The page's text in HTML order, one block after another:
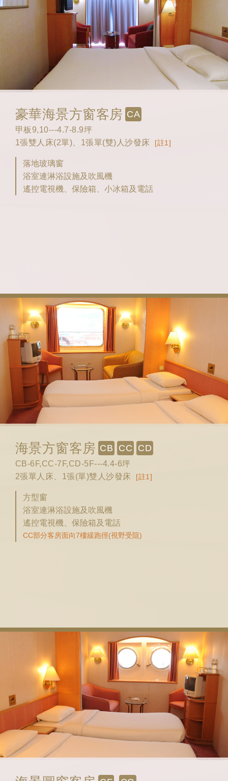
豪華海景方窗客房 CA
甲板9,10---4.7-8.9坪
1張雙人床(2單)、1張單(雙)人沙發床
[註1]
落地玻璃窗
浴室連淋浴設施及吹風機
遙控電視機、保險箱、小冰箱及電話
海景方窗客房 CB CC CD
CB-6F,CC-7F,CD-5F---4.4-6坪
2張單人床、1張(單)雙人沙發床
[註1]
方型窗
浴室連淋浴設施及吹風機
遙控電視機、保險箱及電話
CC部分客房面向7樓緩跑徑(視野受阻)